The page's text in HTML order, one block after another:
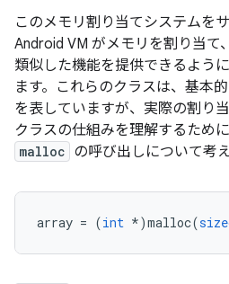
このメモリ割り当てシステムを
Android VM がメモリを割り当て、
類似した機能を提供できるよう
ます。これらのクラスは、基本
を表していますが、実際の割り
クラスの仕組みを理解するため
malloc の呼び出しについて考え
array = (int *)malloc(